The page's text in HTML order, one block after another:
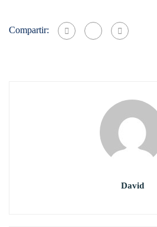
Compartir:
David